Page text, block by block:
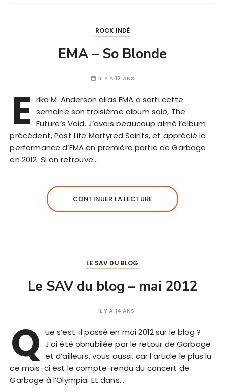
ROCK INDÉ
EMA – So Blonde
IL Y A 12 ANS
E rika M. Anderson alias EMA a sorti cette
semaine son troisième album solo, The
Future’s Void. J’avais beaucoup aimé l’album
précédent, Past Life Martyred Saints, et apprécié la
performance d’EMA en première partie de Garbage
en 2012. Si on retrouve…
CONTINUER LA LECTURE
LE SAV DU BLOG
Le SAV du blog – mai 2012
IL Y A 14 ANS
Q ue s’est-il passé en mai 2012 sur le blog ?
J’ai été obnubilée par le retour de Garbage
et d’ailleurs, vous aussi, car l’article le plus lu
ce mois-ci est le compte-rendu du concert de
Garbage à l’Olympia. Et dans…